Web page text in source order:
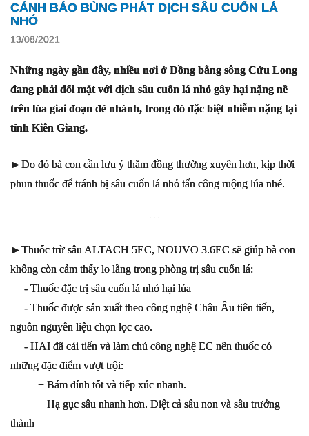
CẢNH BÁO BÙNG PHÁT DỊCH SÂU CUỐN LÁ
NHỎ
13/08/2021
Những ngày gần đây, nhiều nơi ở Đồng bằng sông Cửu Long
đang phải đối mặt với dịch sâu cuốn lá nhỏ gây hại nặng nề
trên lúa giai đoạn đẻ nhánh, trong đó đặc biệt nhiễm nặng tại
tỉnh Kiên Giang.
►Do đó bà con cần lưu ý thăm đồng thường xuyên hơn, kịp thời
phun thuốc để tránh bị sâu cuốn lá nhỏ tấn công ruộng lúa nhé.
►Thuốc trừ sâu ALTACH 5EC, NOUVO 3.6EC sẽ giúp bà con
không còn cảm thấy lo lắng trong phòng trị sâu cuốn lá:
- Thuốc đặc trị sâu cuốn lá nhỏ hại lúa
- Thuốc được sản xuất theo công nghệ Châu Âu tiên tiến,
nguồn nguyên liệu chọn lọc cao.
- HAI đã cải tiến và làm chủ công nghệ EC nên thuốc có
những đặc điểm vượt trội:
+ Bám dính tốt và tiếp xúc nhanh.
+ Hạ gục sâu nhanh hơn. Diệt cả sâu non và sâu trưởng
thành